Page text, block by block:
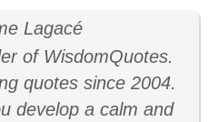
Lagacé
of WisdomQuotes.
quotes since 2004.
develop a calm and